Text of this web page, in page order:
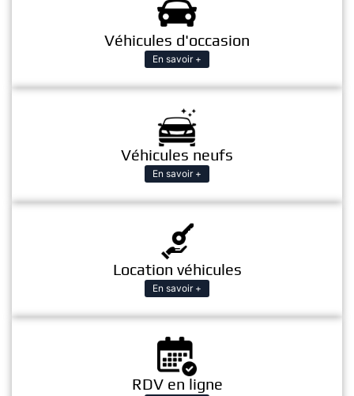
Véhicules d'occasion
En savoir +
Véhicules neufs
En savoir +
Location véhicules
En savoir +
RDV en ligne